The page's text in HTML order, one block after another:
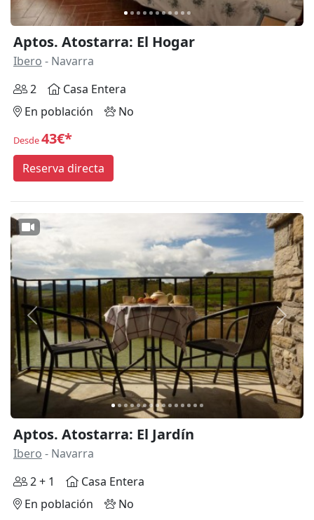
Aptos. Atostarra: El Hogar
Ibero - Navarra
2
Casa Entera
En población
No
Desde43€*
Reserva directa
Anterior
Aptos. Atostarra: El Jardín
Ibero - Navarra
2 + 1
Casa Entera
En población
No